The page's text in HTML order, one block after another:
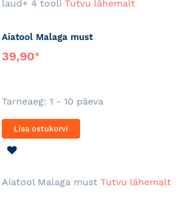
laud+ 4 tooli Tutvu lähemalt
Aiatool Malaga must
39,90€
Tarneaeg: 1 - 10 päeva
Lisa ostukorvi
Aiatool Malaga must Tutvu lähemalt